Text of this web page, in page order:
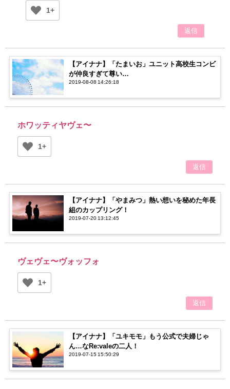
1+
返信
【アイナナ】「たまいお」ユニット高校生コンビ
が仲良すぎて尊い…
2019-08-08 14:26:18
ホワッティヤヴェ〜
1+
返信
【アイナナ】「やまみつ」熱い想いを秘めた年長
組のカップリング！
2019-07-20 13:12:45
ヴェヴェ〜ヴォッフォ
1+
返信
【アイナナ】「ユキモモ」もう公式で夫婦じゃ
ん…なRe:valeの二人！
2019-07-15 15:50:29